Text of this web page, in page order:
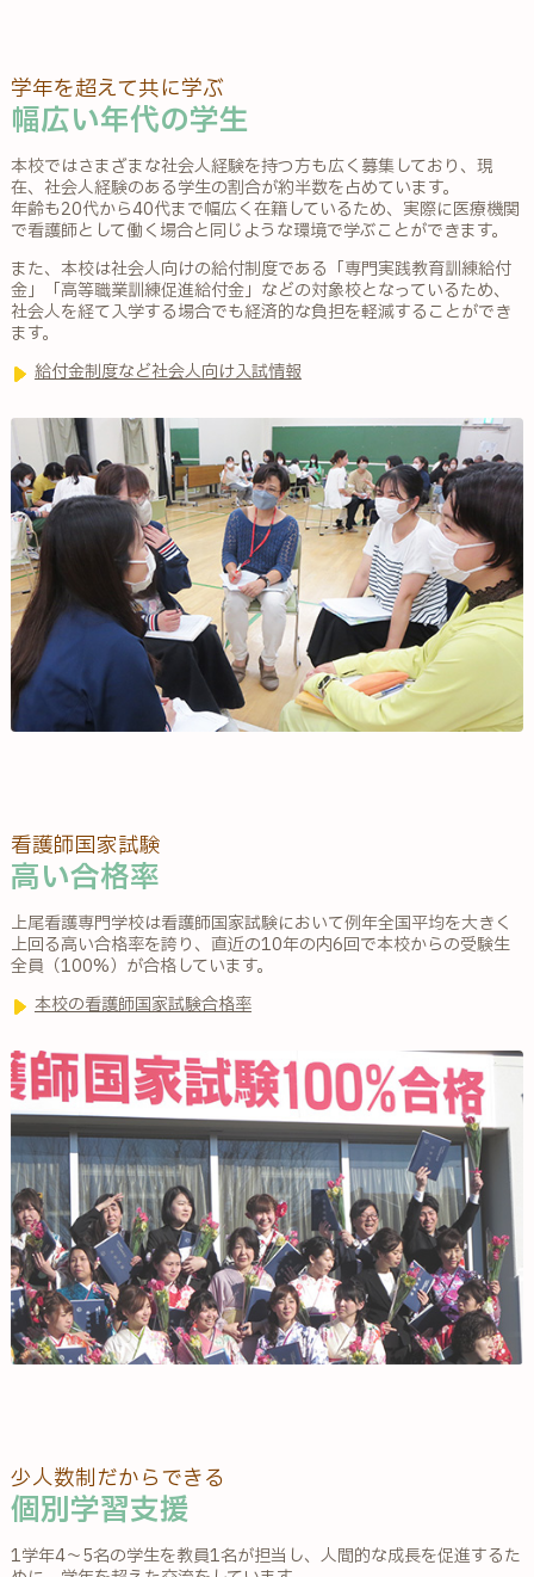
学年を超えて共に学ぶ
幅広い年代の学生
本校ではさまざまな社会人経験を持つ方も広く募集しており、現
在、社会人経験のある学生の割合が約半数を占めています。
年齢も20代から40代まで幅広く在籍しているため、実際に医療機関
で看護師として働く場合と同じような環境で学ぶことができます。
また、本校は社会人向けの給付制度である「専門実践教育訓練給付
金」「高等職業訓練促進給付金」などの対象校となっているため、
社会人を経て入学する場合でも経済的な負担を軽減することができ
ます。
給付金制度など社会人向け入試情報
看護師国家試験
高い合格率
上尾看護専門学校は看護師国家試験において例年全国平均を大きく
上回る高い合格率を誇り、直近の10年の内6回で本校からの受験生
全員（100%）が合格しています。
本校の看護師国家試験合格率
少人数制だからできる
個別学習支援
1学年4～5名の学生を教員1名が担当し、人間的な成長を促進するた